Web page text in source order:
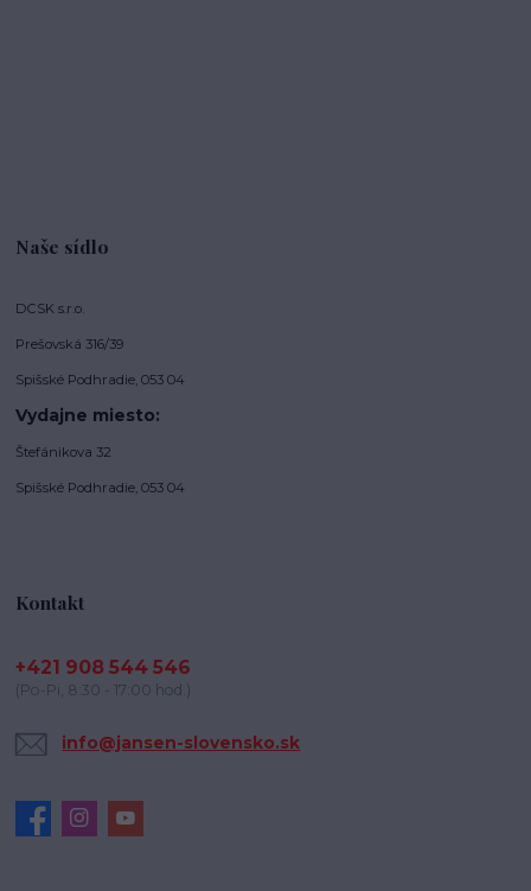
Naše sídlo
DCSK s.r.o.
Prešovská 316/39
Spišské Podhradie, 053 04
Vydajne miesto:
Štefánikova 32
Spišské Podhradie, 053 04
Kontakt
+421 908 544 546
(Po-Pi, 8:30 - 17:00 hod.)
info@jansen-slovensko.sk